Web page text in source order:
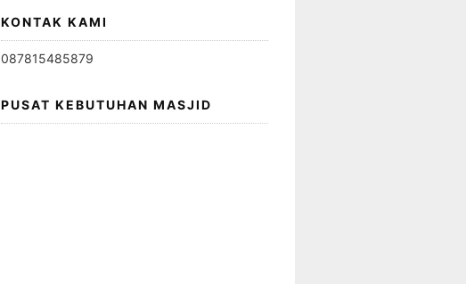
KONTAK KAMI
087815485879
PUSAT KEBUTUHAN MASJID